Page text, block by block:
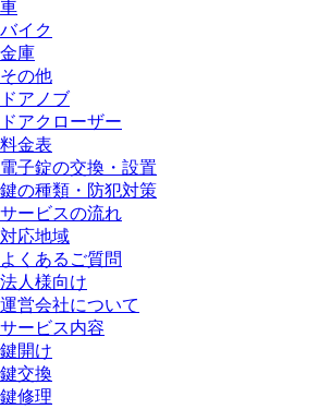
車
バイク
金庫
その他
ドアノブ
ドアクローザー
料金表
電子錠の交換・設置
鍵の種類・防犯対策
サービスの流れ
対応地域
よくあるご質問
法人様向け
運営会社について
サービス内容
鍵開け
鍵交換
鍵修理